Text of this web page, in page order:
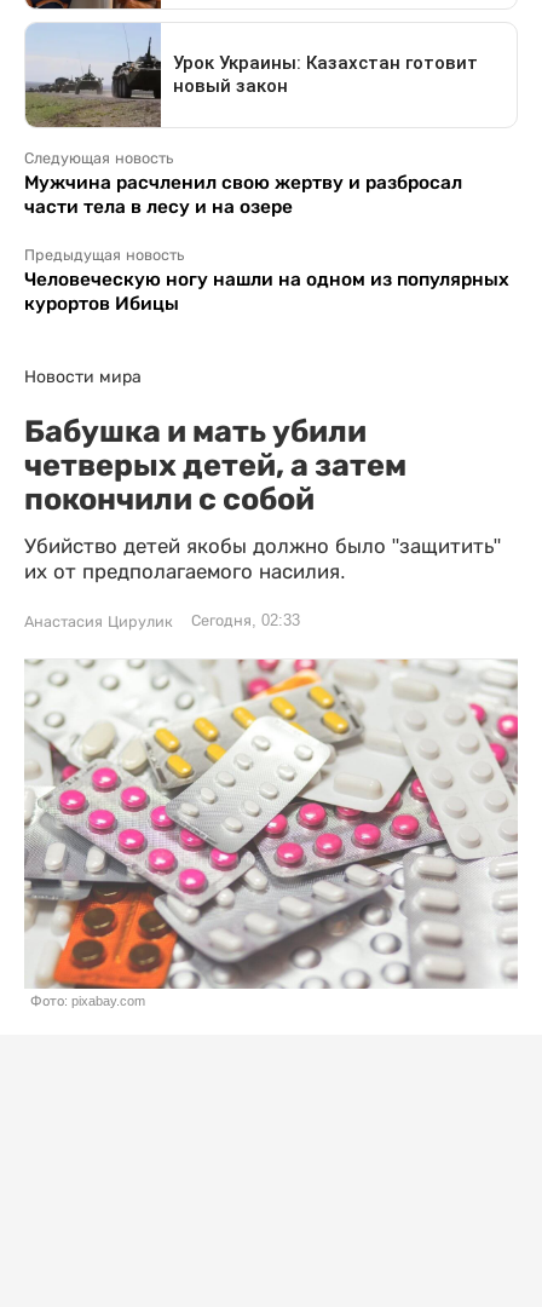
Следующая новость
Мужчина расчленил свою жертву и разбросал
части тела в лесу и на озере
Предыдущая новость
Человеческую ногу нашли на одном из популярных
курортов Ибицы
Новости мира
Бабушка и мать убили
четверых детей, а затем
покончили с собой
Убийство детей якобы должно было "защитить"
их от предполагаемого насилия.
Анастасия Цирулик Сегодня, 02:33
Фото: pixabay.com